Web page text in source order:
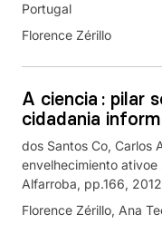
Portugal
Florence Zérillo
A ciencia : pilar
cidadania
dos Santos Co, Carlos
envelhecimiento
Alfarroba, pp.166, 2012
Florence Zérillo, Ana